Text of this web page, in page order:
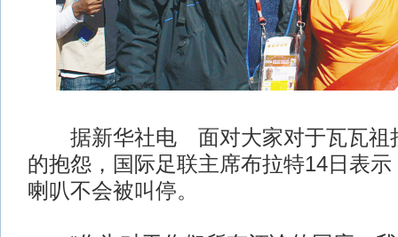
据新华社电 面对大家对于瓦瓦祖拉
的抱怨，国际足联主席布拉特14日表
喇叭不会被叫停。